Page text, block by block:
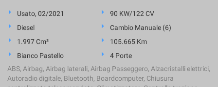
Usato, 02/2021
90 KW/122 CV
Diesel
Cambio Manuale (6)
1.997 Cm³
105.665 Km
Bianco Pastello
4 Porte
ABS, Airbag, Airbag laterali, Airbag Passeggero, Alzacristalli elettrici,
Autoradio digitale, Bluetooth, Boardcomputer, Chiusura